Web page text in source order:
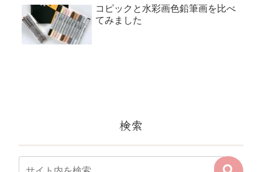
コピックと水彩画色鉛筆画を比べ
てみました
検索